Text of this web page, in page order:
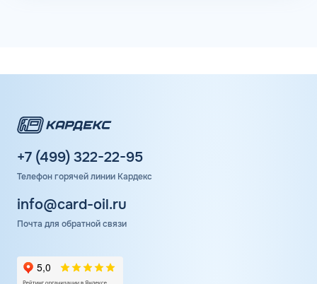
+7 (499) 322-22-95
Телефон горячей линии Кардекс
info@card-oil.ru
Почта для обратной связи